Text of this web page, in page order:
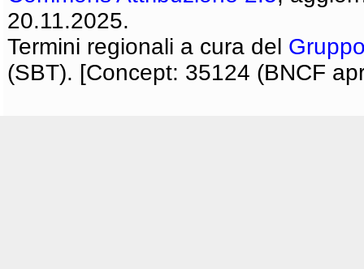
20.11.2025.
Termini regionali a cura del
(SBT). [Concept: 35124 (BNCF